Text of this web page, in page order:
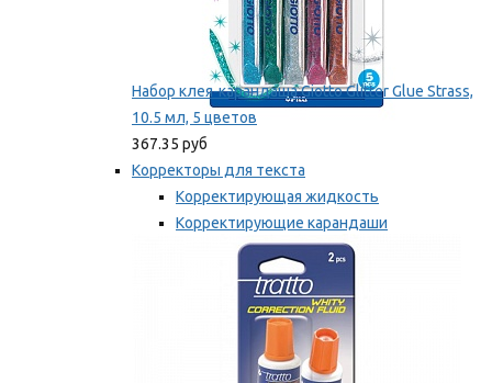
Набор клея-карандаша Giotto Glitter Glue Strass,
10.5 мл, 5 цветов
367.35 руб
Корректоры для текста
Корректирующая жидкость
Корректирующие карандаши
Корректирующие ленты
Мы рекомендуем